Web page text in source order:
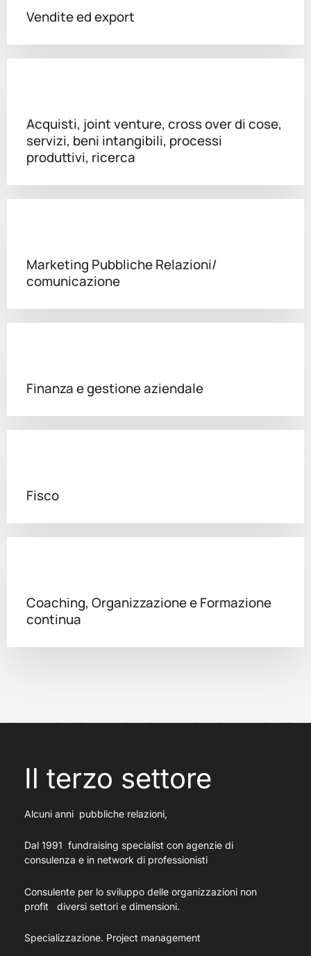
Vendite ed export
Acquisti, joint venture, cross over di cose,
servizi, beni intangibili, processi
produttivi, ricerca
Marketing Pubbliche Relazioni/
comunicazione
Finanza e gestione aziendale
Fisco
Coaching, Organizzazione e Formazione
continua
Il terzo settore
Alcuni anni pubbliche relazioni,
Dal 1991 fundraising specialist con agenzie di
consulenza e in network di professionisti
Consulente per lo sviluppo delle organizzazioni non
profit diversi settori e dimensioni.
Specializzazione. Project management